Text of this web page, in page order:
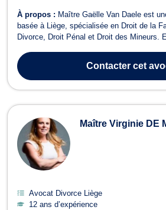
À propos : Maître Gaëlle Van Daele est
basée à Liège, spécialisée en Droit de la
Divorce, Droit Pénal et Droit des Mineurs.
jeunesse, ainsi qu'en droit civil et pénal,
les ...
Contactercet
Maître Virginie DE
Avocat Divorce Liège
12 ans d’expérience